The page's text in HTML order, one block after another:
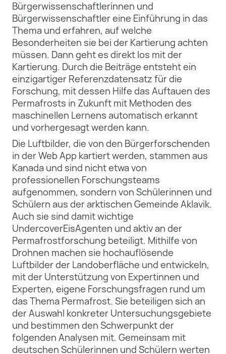
Bürgerwissenschaftlerinnen und
Bürgerwissenschaftler eine Einführung in das
Thema und erfahren, auf welche
Besonderheiten sie bei der Kartierung achten
müssen. Dann geht es direkt los mit der
Kartierung. Durch die Beiträge entsteht ein
einzigartiger Referenzdatensatz für die
Forschung, mit dessen Hilfe das Auftauen des
Permafrosts in Zukunft mit Methoden des
maschinellen Lernens automatisch erkannt
und vorhergesagt werden kann.
Die Luftbilder, die von den Bürgerforschenden
in der Web App kartiert werden, stammen aus
Kanada und sind nicht etwa von
professionellen Forschungsteams
aufgenommen, sondern von Schülerinnen und
Schülern aus der arktischen Gemeinde Aklavik.
Auch sie sind damit wichtige
UndercoverEisAgenten und aktiv an der
Permafrostforschung beteiligt. Mithilfe von
Drohnen machen sie hochauflösende
Luftbilder der Landoberfläche und entwickeln,
mit der Unterstützung von Expertinnen und
Experten, eigene Forschungsfragen rund um
das Thema Permafrost. Sie beteiligen sich an
der Auswahl konkreter Untersuchungsgebiete
und bestimmen den Schwerpunkt der
folgenden Analysen mit. Gemeinsam mit
deutschen Schülerinnen und Schülern werten